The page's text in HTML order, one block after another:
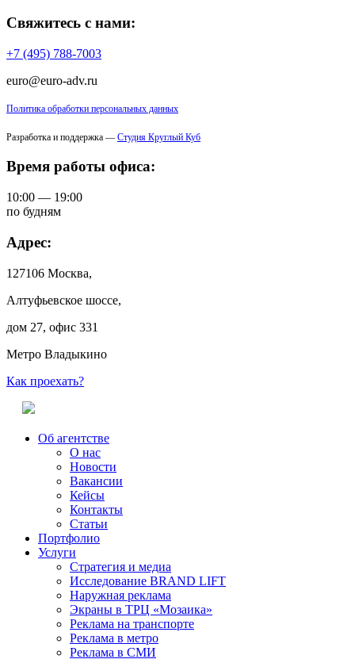
Свяжитесь с нами:
+7 (495) 788-7003
euro@euro-adv.ru
Политика обработки персональных данных
Разработка и поддержка — Студия Круглый Куб
Время работы офиса:
10:00 — 19:00
по будням
Адрес:
127106 Москва,
Алтуфьевское шоссе,
дом 27, офис 331
Метро Владыкино
Как проехать?
Об агентстве
О нас
Новости
Вакансии
Кейсы
Контакты
Статьи
Портфолио
Услуги
Стратегия и медиа
Исследование BRAND LIFT
Наружная реклама
Экраны в ТРЦ «Мозаика»
Реклама на транспорте
Реклама в метро
Реклама в СМИ